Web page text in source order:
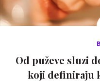
Od puževe sluzi
koji definiraju